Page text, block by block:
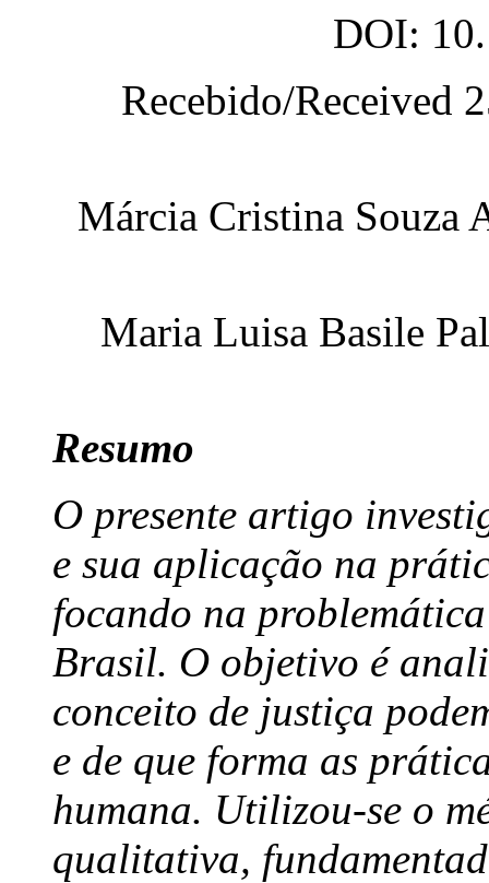
DOI:
Recebido/Received
Márcia Cristina Souza
Maria Luisa Basile
Resumo
O presente artigo
e sua aplicação na
focando na
Brasil. O objetivo é
conceito de justiça
e de que forma as
humana. Utilizou-se o
qualitativa,